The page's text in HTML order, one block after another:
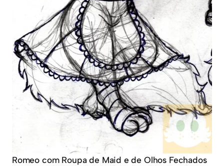
Romeo com Roupa de Maid e de Olhos Fechados